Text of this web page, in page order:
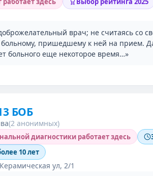
врач; не считаясь со
пришедшему к ней на прием.
больного еще некоторое время…»
БОБ
(2 анонимных)
диагностики работает здесь
10 лет
Керамическая ул, 2/1